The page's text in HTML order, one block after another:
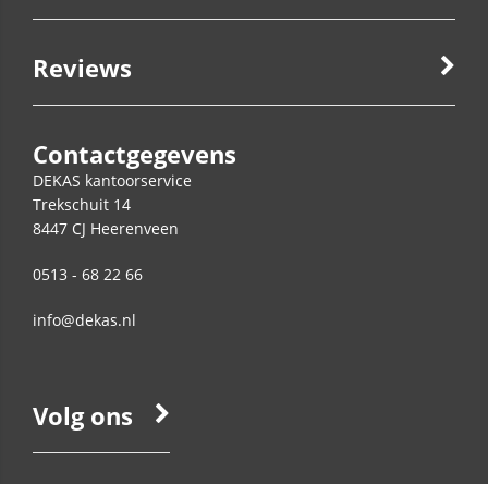
Reviews
Contactgegevens
DEKAS kantoorservice
Trekschuit 14
8447 CJ Heerenveen
0513 - 68 22 66
info@dekas.nl
Volg ons